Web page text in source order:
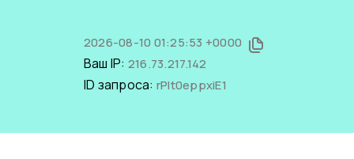
2026-08-10 01:25:53 +0000
Ваш IP: 216.73.217.142
ID запроса: rPIt0eppxiE1